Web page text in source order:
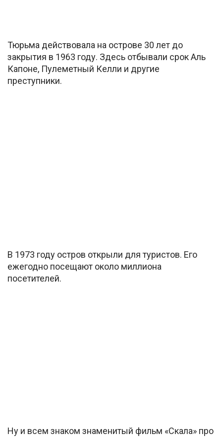
Тюрьма действовала на острове 30 лет до
закрытия в 1963 году. Здесь отбывали срок Аль
Капоне, Пулеметный Келли и другие
преступники.
В 1973 году остров открыли для туристов. Его
ежегодно посещают около миллиона
посетителей.
Ну и всем знаком знаменитый фильм «Скала» про